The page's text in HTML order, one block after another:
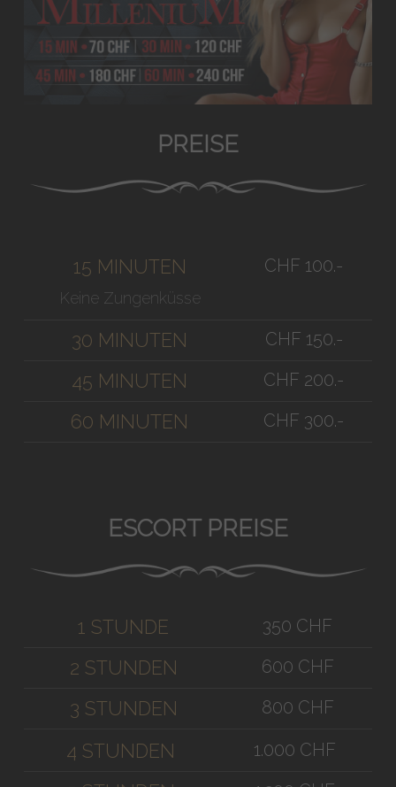
PREISE
15 MINUTEN
Keine Zungenküsse
CHF 100.-
30 MINUTEN CHF 150.-
45 MINUTEN CHF 200.-
60 MINUTEN CHF 300.-
ESCORT PREISE
1 STUNDE 350 CHF
2 STUNDEN 600 CHF
3 STUNDEN 800 CHF
4 STUNDEN 1.000 CHF